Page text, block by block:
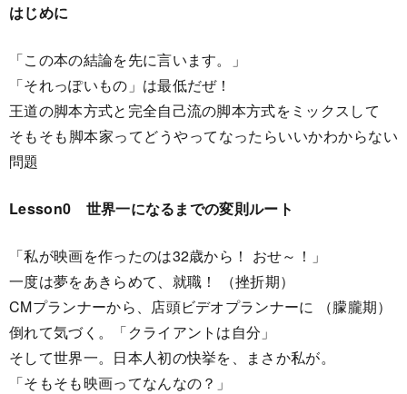
はじめに
「この本の結論を先に言います。」
「それっぽいもの」は最低だぜ！
王道の脚本方式と完全自己流の脚本方式をミックスして
そもそも脚本家ってどうやってなったらいいかわからない
問題
Lesson0 世界一になるまでの変則ルート
「私が映画を作ったのは32歳から！ おせ～！」
一度は夢をあきらめて、就職！ （挫折期）
CMプランナーから、店頭ビデオプランナーに （朦朧期）
倒れて気づく。「クライアントは自分」
そして世界一。日本人初の快挙を、まさか私が。
「そもそも映画ってなんなの？」